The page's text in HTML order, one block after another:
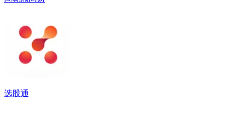
选股通